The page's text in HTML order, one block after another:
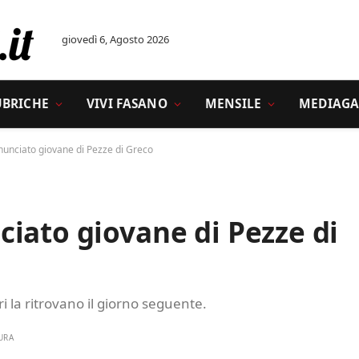
giovedì 6, Agosto 2026
VIVI FASANO MENSILE
giovane di Pezze di Greco
giovane di Pezze di
la ritrovano il giorno seguente.